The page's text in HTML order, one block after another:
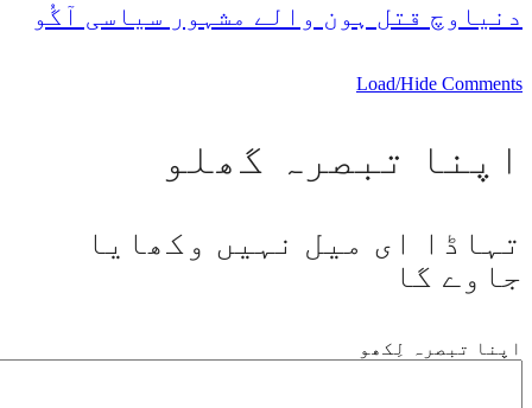
دنیاوچ قتل ہون والے مشہور سیاسی آگُو
Load/Hide Comments
اپنا تبصرہ گھلو
تہاڈا ای میل نہیں وکھایا
جاوے گا
اپنا تبصرہ لِکھو